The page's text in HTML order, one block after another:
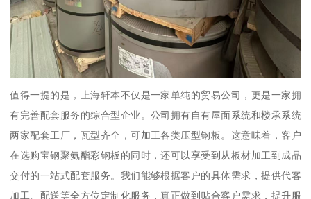
值得一提的是，上海轩本不仅是一家单纯的贸易公司，更是一家拥
有完善配套服务的综合型企业。公司拥有自有屋面系统和楼承系统
两家配套工厂，瓦型齐全，可加工各类压型钢板。这意味着，客户
在选购宝钢聚氨酯彩钢板的同时，还可以享受到从板材加工到成品
交付的一站式配套服务。我们能够根据客户的具体需求，提供代客
加工、配送等全方位定制化服务，真正做到贴合客户需求，提升服